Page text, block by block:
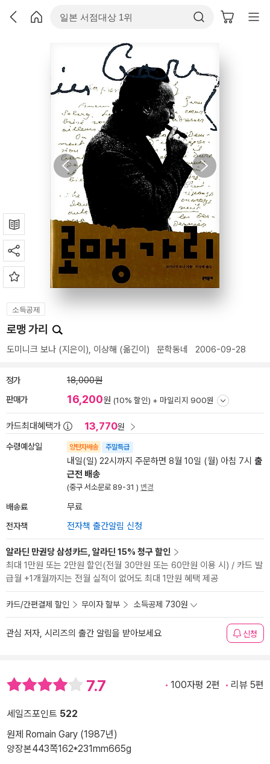
소득공제
로맹 가리
도미니크 보나 (지은이), 이상해 (옮긴이) 문학동네 2006-09-28
정가 18,000원
판매가 16,200원 (10% 할인) + 마일리지 900원
카드최대혜택가 13,770원
수령예상일 양탄자배송 주말특급
내일(일) 22시까지 주문하면 8월 10일 (월) 아침 7시 출
근전 배송
(중구 서소문로 89-31 ) 변경
배송료 무료
전자책 전자책 출간알림 신청
알라딘 만권당 삼성카드, 알라딘 15% 청구 할인
최대 1만원 또는 2만원 할인(전월 30만원 또는 60만원 이용 시) / 카드 발
급월 +1개월까지는 전월 실적이 없어도 최대 1만원 혜택 제공
카드/간편결제 할인 무이자 할부 소득공제 730원
관심 저자, 시리즈의 출간 알림을 받아보세요 신청
7.7 100자평 2편 리뷰 5편
세일즈포인트 522
원제 Romain Gary (1987년)
양장본443쪽162*231mm665g